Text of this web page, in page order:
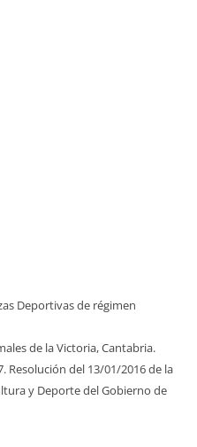
Deportivas de régimen
de la Victoria, Cantabria.
Resolución del 13/01/2016 de la
y Deporte del Gobierno de